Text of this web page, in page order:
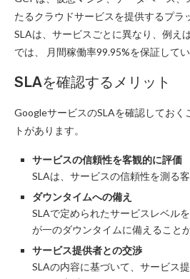
たるクラウドサービスを提供するプラ
SLAは、サービスごとに異なり、例え
では、 月間稼働率99.95%を保証してい
SLAを確認するメリット
GoogleサービスのSLAを確認しておく
トがあります。
サービスの信頼性を客観的に評価
SLAは、サービスの信頼性を測る
ダウンタイムへの備え
SLAで定められたサービスレベル
が一のダウンタイムに備えること
サービス提供者との交渉
SLAの内容に基づいて、サービス